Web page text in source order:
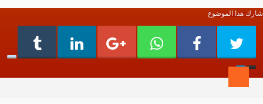
شارك هذا الموضوع